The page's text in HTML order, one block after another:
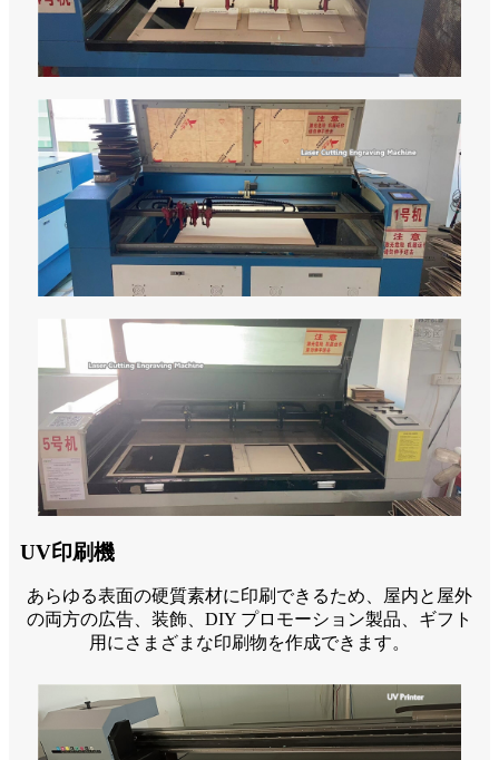
UV印刷機
あらゆる表面の硬質素材に印刷できるため、屋内と屋外
の両方の広告、装飾、DIY プロモーション製品、ギフト
用にさまざまな印刷物を作成できます。